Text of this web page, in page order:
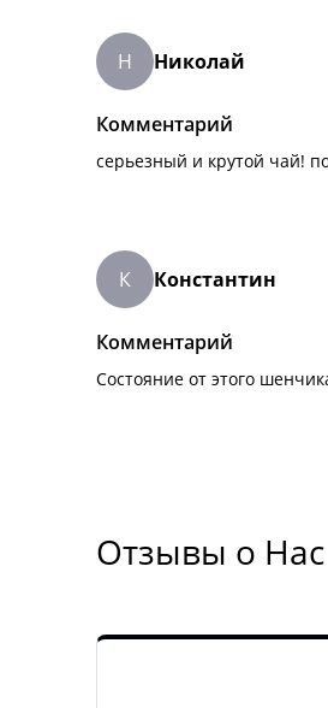
Н Николай
Комментарий
серьезный и крутой чай!
К Константин
Комментарий
Состояние от этого
Отзывы о Нас